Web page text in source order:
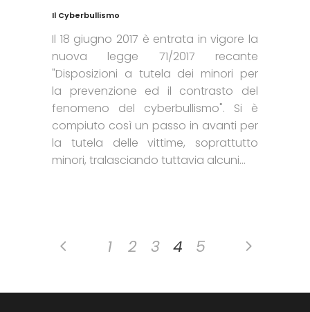
Il Cyberbullismo
Il 18 giugno 2017 è entrata in vigore la
nuova legge 71/2017 recante
"Disposizioni a tutela dei minori per
la prevenzione ed il contrasto del
fenomeno del cyberbullismo". Si è
compiuto così un passo in avanti per
la tutela delle vittime, soprattutto
minori, tralasciando tuttavia alcuni...
1 2 3 4 5